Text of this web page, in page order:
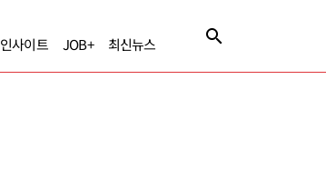
인사이트 JOB+ 최신뉴스